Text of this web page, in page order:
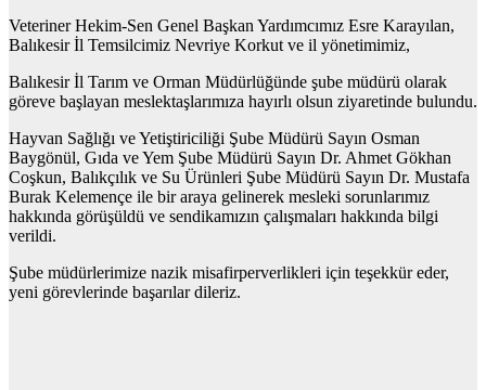
Veteriner Hekim-Sen Genel Başkan Yardımcımız Esre Karayılan,
Balıkesir İl Temsilcimiz Nevriye Korkut ve il yönetimimiz,
Balıkesir İl Tarım ve Orman Müdürlüğünde şube müdürü olarak
göreve başlayan meslektaşlarımıza hayırlı olsun ziyaretinde bulundu.
Hayvan Sağlığı ve Yetiştiriciliği Şube Müdürü Sayın Osman
Baygönül, Gıda ve Yem Şube Müdürü Sayın Dr. Ahmet Gökhan
Coşkun, Balıkçılık ve Su Ürünleri Şube Müdürü Sayın Dr. Mustafa
Burak Kelemençe ile bir araya gelinerek mesleki sorunlarımız
hakkında görüşüldü ve sendikamızın çalışmaları hakkında bilgi
verildi.
Şube müdürlerimize nazik misafirperverlikleri için teşekkür eder,
yeni görevlerinde başarılar dileriz.